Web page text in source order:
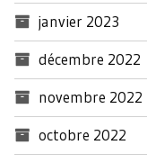
janvier 2023
décembre 2022
novembre 2022
octobre 2022